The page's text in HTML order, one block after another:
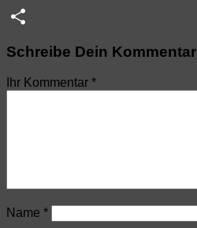
Telegram
Schreibe Dein Kommentar
Ihr Kommentar *
Name *